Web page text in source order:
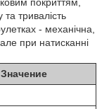
та тривалість
- механічна,
при натисканні
Значение